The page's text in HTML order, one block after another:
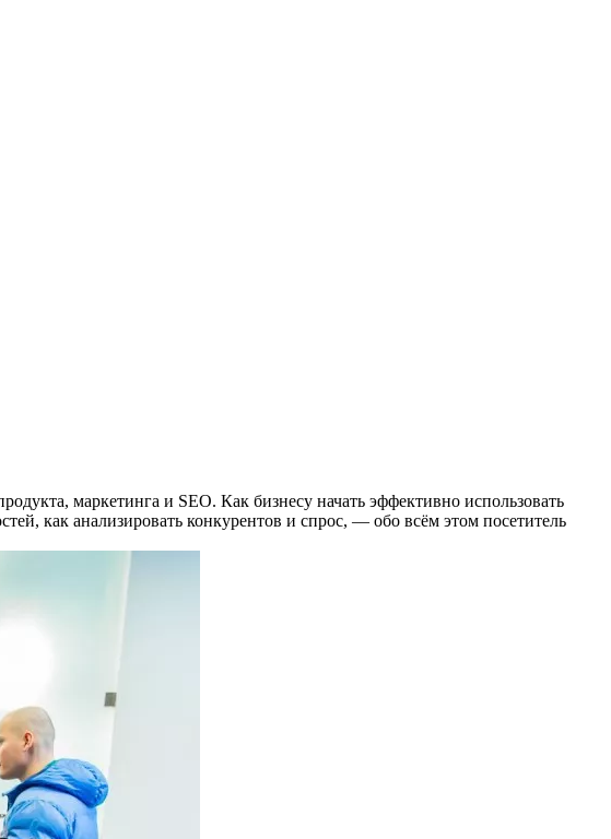
маркетинга и SEO. Как бизнесу начать эффективно использовать
как анализировать конкурентов и спрос, — обо всём этом посетитель